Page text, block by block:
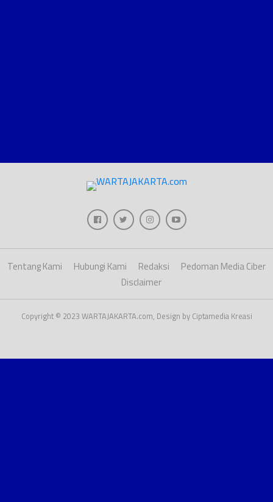
Tentang Kami Hubungi Kami Redaksi
Pedoman Media Ciber
Disclaimer
Copyright © 2023 WARTAJAKARTA.com, Design by Ciptamedia Kreasi